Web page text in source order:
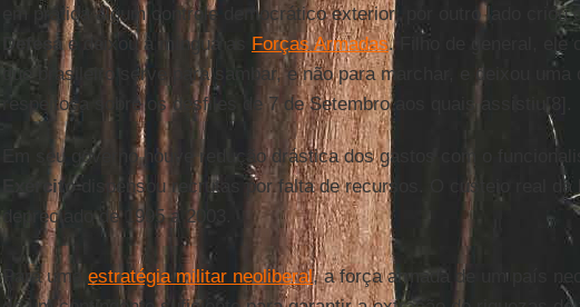
em prática algum controle democrático exterior; por outro lado criou
Defesae deixou à míngua as Forças Armadas. Filho de general, ele
que brasileiro serve para sambar, e não para marchar, e deixou
respeitosa sobre os desfiles de 7 de Setembro aos quais assistiu[8].
Em seu governo houve redução drástica dos gastos com o
Exércitodispensou recrutas por falta de recursos. O custeio real da
depreciado de 1995 a 2003.
Para uma estratégia militar neoliberal, a força armada de um país